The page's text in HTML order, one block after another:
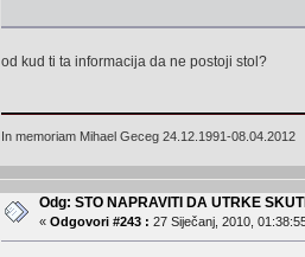
od kud ti ta informacija da ne postoji stol?
In memoriam Mihael Geceg 24.12.1991-08.04.2012
Odg: STO NAPRAVITI DA UTRKE
«Odgovori #243 : 27 Siječanj, 2010,